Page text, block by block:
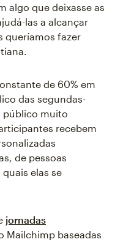
algo que deixasse as
las a alcançar
queríamos fazer
de 60% em
das segundas-
público muito
recebem
de pessoas
elas se
jornadas
Mailchimp baseadas